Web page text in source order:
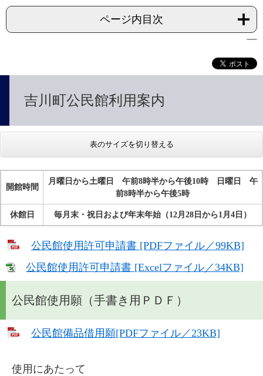
ページ内目次
吉川町公民館利用案内
表のサイズを切り替える
開館時間
月曜日から土曜日 午前8時半から午後10時 日曜日 午
前8時半から午後5時
休館日 毎月末・祝日および年末年始（12月28日から1月4日）
公民館使用許可申請書 [PDFファイル／99KB]
公民館使用許可申請書 [Excelファイル／34KB]
公民館使用願（手書き用ＰＤＦ）
公民館備品借用願[PDFファイル／23KB]
使用にあたって